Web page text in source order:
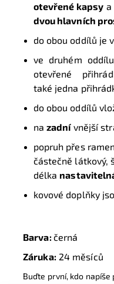
otevřené kapsy a
dvou hlavních
do obou oddílů je
ve druhém
otevřené
také jedna
do obou oddílů
na zadnívnější
popruh přes
částečně látkový,
délka
kovové doplňky
Barva:černá
Záruka:24 měsíců
Buďte první, kdo